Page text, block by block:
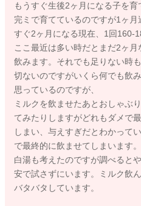
もうすぐ生後2ヶ月になる子を育
完ミで育てているのですが1ヶ
すぐ2ヶ月になる現在、1回160-
ここ最近は多い時だとまだ2ヶ
飲みます。それでも足りない時
切ないのですがいくら何でも飲
思っているのですが、
ミルクを飲ませたあとおしゃぶ
てみたりしますがどれもダメで
しまい、与えすぎだとわかって
で最終的に飲ませてしまいます。
白湯も考えたのですが調べると
安で試さずにいます。ミルク飲
バタバタしています。